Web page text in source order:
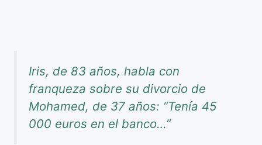
Iris, de 83 años, habla con
franqueza sobre su divorcio de
Mohamed, de 37 años: “Tenía 45
000 euros en el banco…”